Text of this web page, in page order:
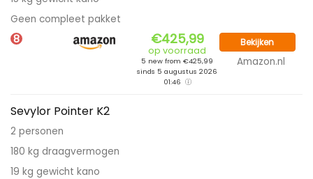
Geen compleet pakket
8 €425,99
op voorraad
5 new from €425,99
sinds 5 augustus 2026
01:46
Bekijken
Amazon.nl
Sevylor Pointer K2
2 personen
180 kg draagvermogen
19 kg gewicht kano